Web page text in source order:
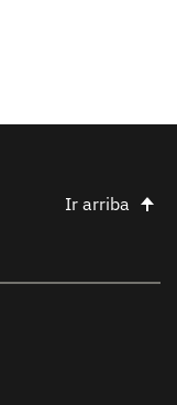
Ir arriba